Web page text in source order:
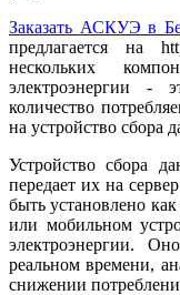
Заказать АСКУЭ в
предлагается на
нескольких
электроэнергии -
количество
на устройство сбора
Устройство сбора
передает их на
быть установлено
или мобильном
электроэнергии.
реальном времени,
снижении